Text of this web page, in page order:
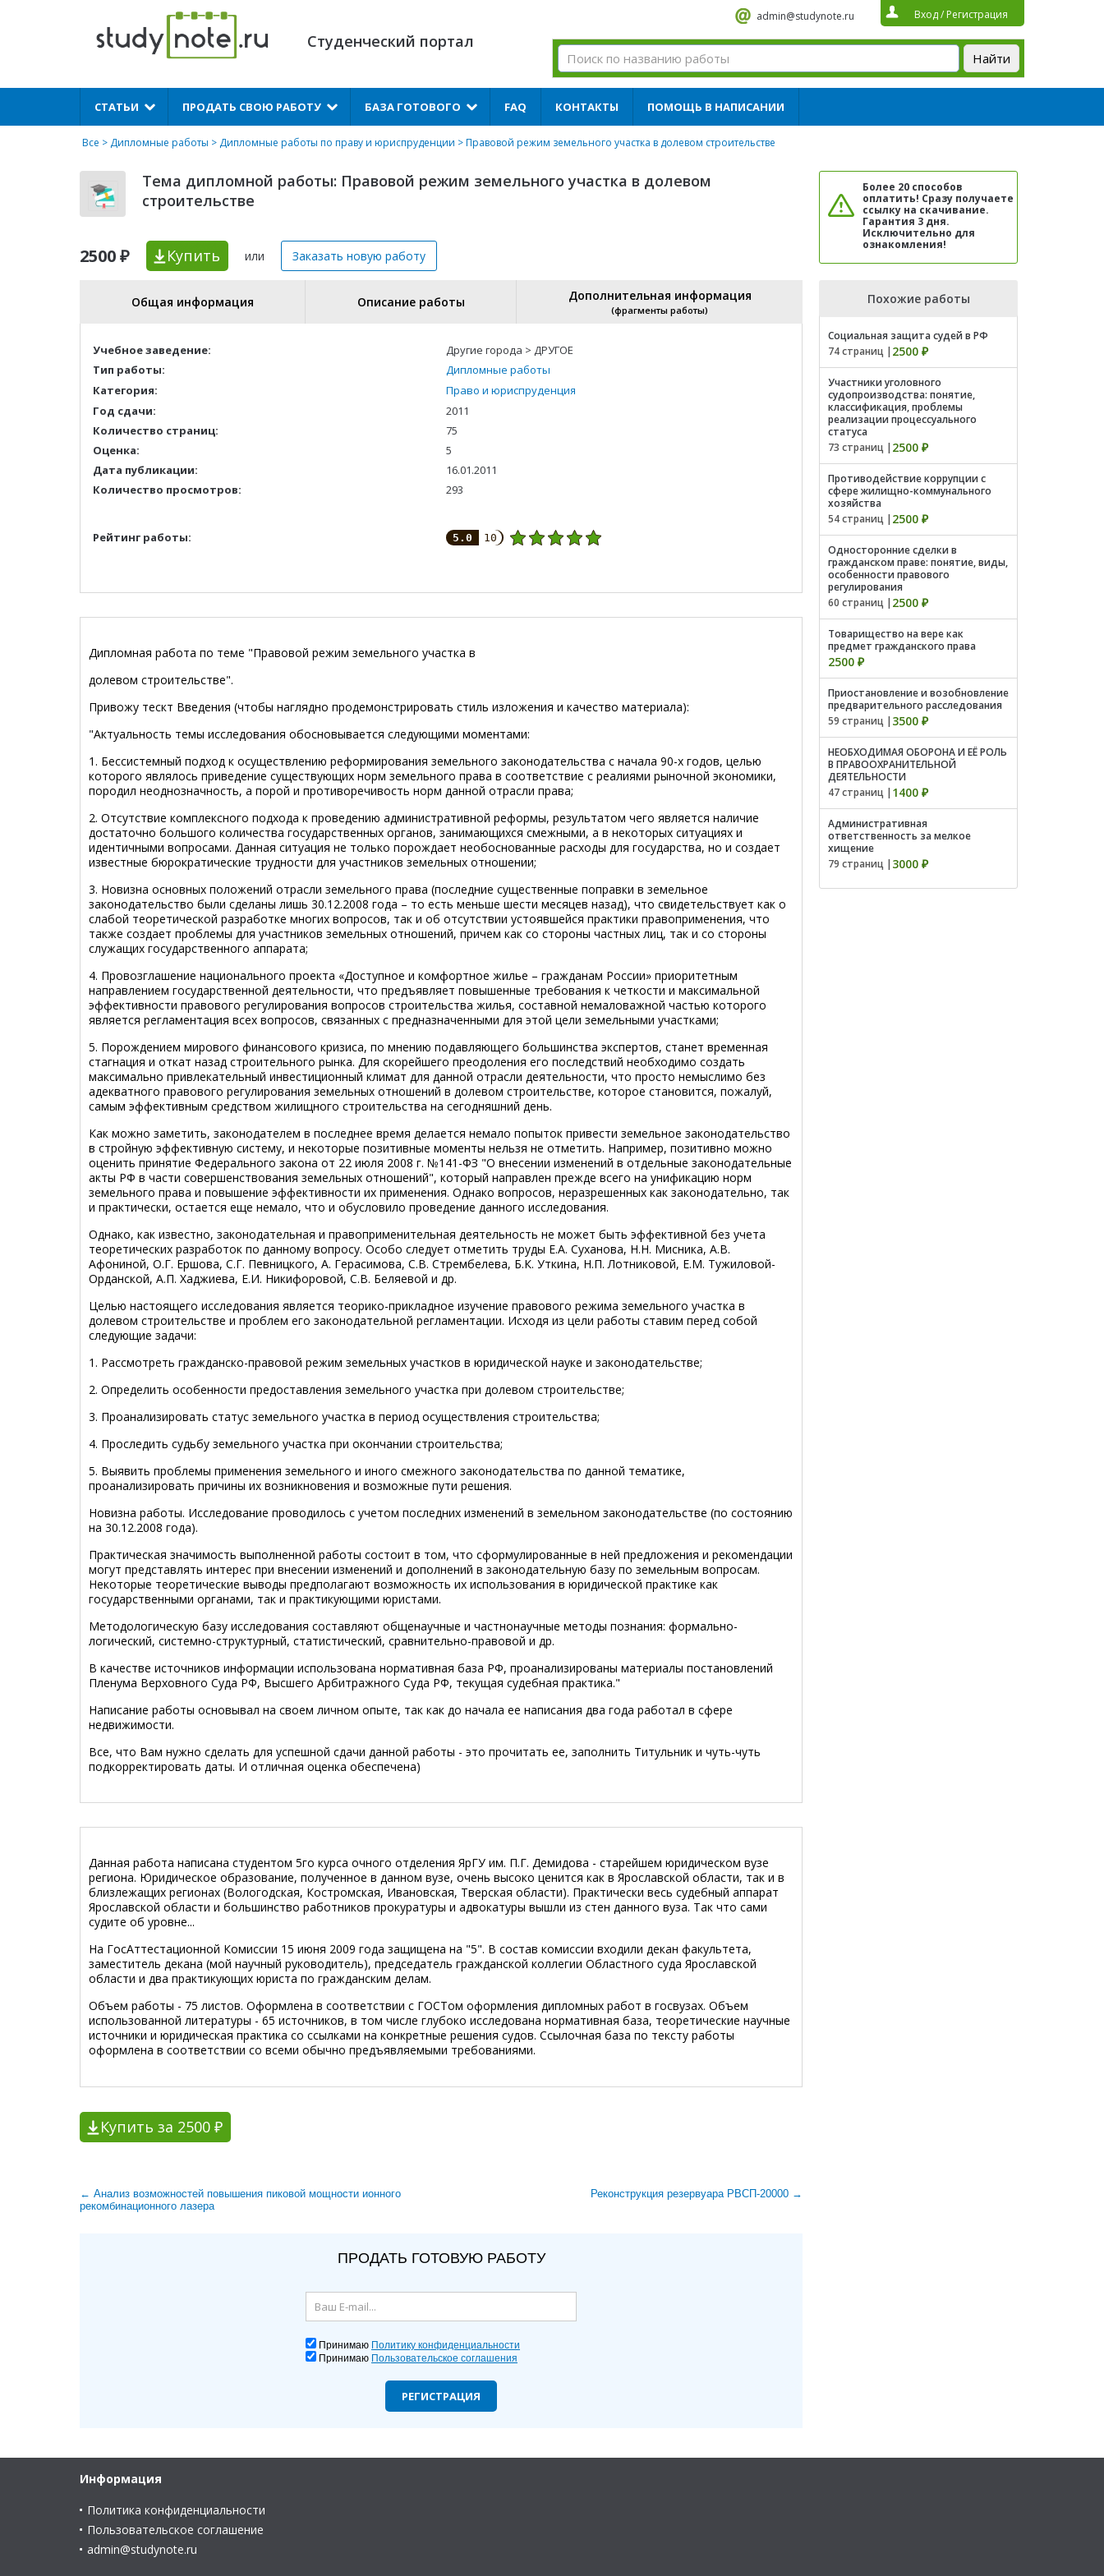
Студенческий портал
admin@studynote.ru Вход/ Регистрация
СТАТЬИ ПРОДАТЬ СВОЮ РАБОТУ БАЗА ГОТОВОГО FAQ КОНТАКТЫ ПОМОЩЬ В НАПИСАНИИ
Все > Дипломные работы > Дипломные работы по праву и юриспруденции > Правовой режим земельного участка в долевом строительстве
Тема дипломной работы: Правовой режим земельного участка в долевом
строительстве
2500 ₽ Купить или Заказать новую работу
Более 20 способов
оплатить! Сразу получаете
ссылку на скачивание.
Гарантия 3 дня.
Исключительно для
ознакомления!
Общая информация Описание работы Дополнительная информация
(фрагменты работы)
Учебное заведение:
Другие города > ДРУГОЕ
Тип работы:
Дипломные работы
Категория:
Право и юриспруденция
Год сдачи:
2011
Количество страниц:
75
Оценка:
5
Дата публикации:
16.01.2011
Количество просмотров:
293
Рейтинг работы: 5.0 10
Дипломная работа по теме "Правовой режим земельного участка в
долевом строительстве".
Привожу тескт Введения (чтобы наглядно продемонстрировать стиль изложения и качество материала):
"Актуальность темы исследования обосновывается следующими моментами:
1. Бессистемный подход к осуществлению реформирования земельного законодательства с начала 90-х годов, целью
которого являлось приведение существующих норм земельного права в соответствие с реалиями рыночной экономики,
породил неоднозначность, а порой и противоречивость норм данной отрасли права;
2. Отсутствие комплексного подхода к проведению административной реформы, результатом чего является наличие
достаточно большого количества государственных органов, занимающихся смежными, а в некоторых ситуациях и
идентичными вопросами. Данная ситуация не только порождает необоснованные расходы для государства, но и создает
известные бюрократические трудности для участников земельных отношении;
3. Новизна основных положений отрасли земельного права (последние существенные поправки в земельное
законодательство были сделаны лишь 30.12.2008 года – то есть меньше шести месяцев назад), что свидетельствует как о
слабой теоретической разработке многих вопросов, так и об отсутствии устоявшейся практики правоприменения, что
также создает проблемы для участников земельных отношений, причем как со стороны частных лиц, так и со стороны
служащих государственного аппарата;
4. Провозглашение национального проекта «Доступное и комфортное жилье – гражданам России» приоритетным
направлением государственной деятельности, что предъявляет повышенные требования к четкости и максимальной
эффективности правового регулирования вопросов строительства жилья, составной немаловажной частью которого
является регламентация всех вопросов, связанных с предназначенными для этой цели земельными участками;
5. Порождением мирового финансового кризиса, по мнению подавляющего большинства экспертов, станет временная
стагнация и откат назад строительного рынка. Для скорейшего преодоления его последствий необходимо создать
максимально привлекательный инвестиционный климат для данной отрасли деятельности, что просто немыслимо без
адекватного правового регулирования земельных отношений в долевом строительстве, которое становится, пожалуй,
самым эффективным средством жилищного строительства на сегодняшний день.
Как можно заметить, законодателем в последнее время делается немало попыток привести земельное законодательство
в стройную эффективную систему, и некоторые позитивные моменты нельзя не отметить. Например, позитивно можно
оценить принятие Федерального закона от 22 июля 2008 г. №141-ФЗ "О внесении изменений в отдельные законодательные
акты РФ в части совершенствования земельных отношений", который направлен прежде всего на унификацию норм
земельного права и повышение эффективности их применения. Однако вопросов, неразрешенных как законодательно, так
и практически, остается еще немало, что и обусловило проведение данного исследования.
Однако, как известно, законодательная и правоприменительная деятельность не может быть эффективной без учета
теоретических разработок по данному вопросу. Особо следует отметить труды Е.А. Суханова, Н.Н. Мисника, А.В.
Афониной, О.Г. Ершова, С.Г. Певницкого, А. Герасимова, С.В. Стрембелева, Б.К. Уткина, Н.П. Лотниковой, Е.М. Тужиловой-
Орданской, А.П. Хаджиева, Е.И. Никифоровой, С.В. Беляевой и др.
Целью настоящего исследования является теорико-прикладное изучение правового режима земельного участка в
долевом строительстве и проблем его законодательной регламентации. Исходя из цели работы ставим перед собой
следующие задачи:
1. Рассмотреть гражданско-правовой режим земельных участков в юридической науке и законодательстве;
2. Определить особенности предоставления земельного участка при долевом строительстве;
3. Проанализировать статус земельного участка в период осуществления строительства;
4. Проследить судьбу земельного участка при окончании строительства;
5. Выявить проблемы применения земельного и иного смежного законодательства по данной тематике,
проанализировать причины их возникновения и возможные пути решения.
Новизна работы. Исследование проводилось с учетом последних изменений в земельном законодательстве (по состоянию
на 30.12.2008 года).
Практическая значимость выполненной работы состоит в том, что сформулированные в ней предложения и рекомендации
могут представлять интерес при внесении изменений и дополнений в законодательную базу по земельным вопросам.
Некоторые теоретические выводы предполагают возможность их использования в юридической практике как
государственными органами, так и практикующими юристами.
Методологическую базу исследования составляют общенаучные и частнонаучные методы познания: формально-
логический, системно-структурный, статистический, сравнительно-правовой и др.
В качестве источников информации использована нормативная база РФ, проанализированы материалы постановлений
Пленума Верховного Суда РФ, Высшего Арбитражного Суда РФ, текущая судебная практика."
Написание работы основывал на своем личном опыте, так как до начала ее написания два года работал в сфере
недвижимости.
Все, что Вам нужно сделать для успешной сдачи данной работы - это прочитать ее, заполнить Титульник и чуть-чуть
подкорректировать даты. И отличная оценка обеспечена)
Данная работа написана студентом 5го курса очного отделения ЯрГУ им. П.Г. Демидова - старейшем юридическом вузе
региона. Юридическое образование, полученное в данном вузе, очень высоко ценится как в Ярославской области, так и в
близлежащих регионах (Вологодская, Костромская, Ивановская, Тверская области). Практически весь судебный аппарат
Ярославской области и большинство работников прокуратуры и адвокатуры вышли из стен данного вуза. Так что сами
судите об уровне...
На ГосАттестационной Комиссии 15 июня 2009 года защищена на "5". В состав комиссии входили декан факультета,
заместитель декана (мой научный руководитель), председатель гражданской коллегии Областного суда Ярославской
области и два практикующих юриста по гражданским делам.
Объем работы - 75 листов. Оформлена в соответствии с ГОСТом оформления дипломных работ в госвузах. Объем
использованной литературы - 65 источников, в том числе глубоко исследована нормативная база, теоретические научные
источники и юридическая практика со ссылками на конкретные решения судов. Ссылочная база по тексту работы
оформлена в соответствии со всеми обычно предъявляемыми требованиями.
Купить за 2500 ₽
← Анализ возможностей повышения пиковой мощности ионного
рекомбинационного лазера
Реконструкция резервуара РВСП-20000 →
ПРОДАТЬ ГОТОВУЮ РАБОТУ
Принимаю Политику конфиденциальности
Принимаю Пользовательское соглашения
РЕГИСТРАЦИЯ
Похожие работы
Социальная защита судей в РФ
74 страниц | 2500 ₽
Участники уголовного
судопроизводства: понятие,
классификация, проблемы
реализации процессуального
статуса
73 страниц | 2500 ₽
Противодействие коррупции с
сфере жилищно-коммунального
хозяйства
54 страниц | 2500 ₽
Односторонние сделки в
гражданском праве: понятие, виды,
особенности правового
регулирования
60 страниц | 2500 ₽
Товарищество на вере как
предмет гражданского права
2500 ₽
Приостановление и возобновление
предварительного расследования
59 страниц | 3500 ₽
НЕОБХОДИМАЯ ОБОРОНА И ЕЁ РОЛЬ
В ПРАВООХРАНИТЕЛЬНОЙ
ДЕЯТЕЛЬНОСТИ
47 страниц | 1400 ₽
Административная
ответственность за мелкое
хищение
79 страниц | 3000 ₽
Информация
Политика конфиденциальности
Пользовательское соглашение
admin@studynote.ru